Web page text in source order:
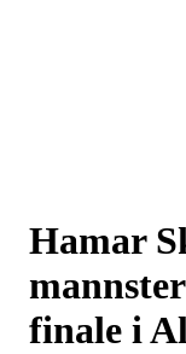
Hamar
finale i